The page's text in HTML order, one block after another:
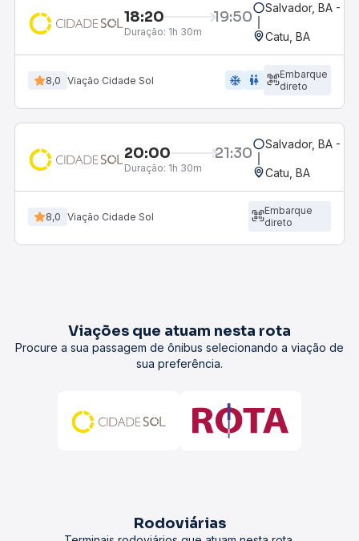
18:20 19:50
Duração: 1h 30m
Salvador, BA -
Catu, BA
8,0 Viação Cidade Sol ac_unit wc
Embarque
direto
20:00 21:30
Duração: 1h 30m
Salvador, BA -
Catu, BA
8,0 Viação Cidade Sol
Embarque
direto
Viações que atuam nesta rota
Procure a sua passagem de ônibus selecionando a viação de
sua preferência.
Rodoviárias